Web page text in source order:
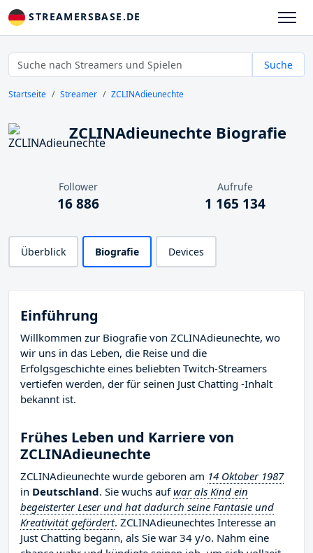
STREAMERSBASE.DE
Suche
Startseite Streamer ZCLINAdieunechte
ZCLINAdieunechte Biografie
Follower
16 886
Aufrufe
1 165 134
Überblick Biografie Devices
Einführung
Willkommen zur Biografie von ZCLINAdieunechte, wo
wir uns in das Leben, die Reise und die
Erfolgsgeschichte eines beliebten Twitch-Streamers
vertiefen werden, der für seinen Just Chatting -Inhalt
bekannt ist.
Frühes Leben und Karriere von
ZCLINAdieunechte
ZCLINAdieunechte wurde geboren am 14 Oktober 1987
in Deutschland. Sie wuchs aufwar als Kind ein
begeisterter Leser und hat dadurch seine Fantasie und
Kreativität gefördert. ZCLINAdieunechtes Interesse an
Just Chatting begann, als Sie war 34 y/o. Nahm eine